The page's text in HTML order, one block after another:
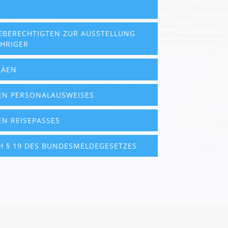
ZUR AUSSTELLUNG
PERSONALAUSWEISES
REISEPASSES
19 DES BUNDESMELDEGESETZES